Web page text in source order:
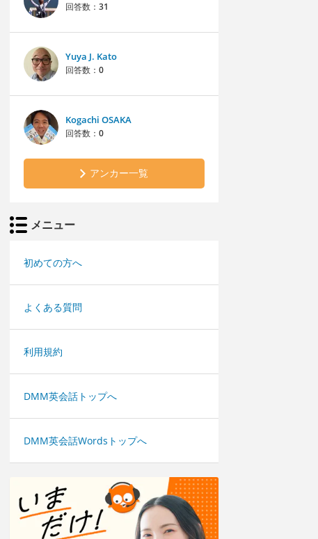
回答数： 31
Yuya J. Kato
回答数： 0
Kogachi OSAKA
回答数： 0
アンカー一覧
メニュー
初めての方へ
よくある質問
利用規約
DMM英会話トップへ
DMM英会話Wordsトップへ